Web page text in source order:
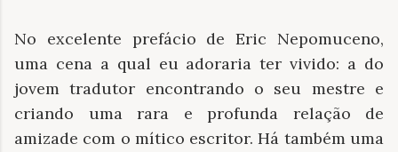
No excelente prefácio de Eric Nepomuceno,
uma cena a qual eu adoraria ter vivido: a do
jovem tradutor encontrando o seu mestre e
criando uma rara e profunda relação de
amizade com o mítico escritor. Há também uma